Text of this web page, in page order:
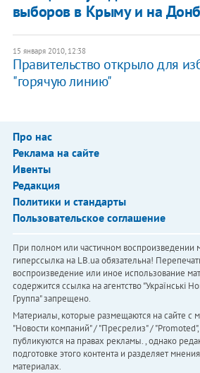
выборов в Крыму и на
15 января 2010, 12:38
Правительство открыло для
"горячую линию"
Про нас
Реклама на сайте
Ивенты
Редакция
Политики и стандарты
Пользовательское соглашение
При полном или частичном воспроизведении
гиперссылка на LB.ua обязательна!
воспроизведение или иное использование
содержится ссылка на агентство "Українськi
Группа" запрещено.
Материалы, которые размещаются на сайте с
"Новости компаний" / "Пресрелиз" /
публикуются на правах рекламы. , однако
подготовке этого контента и разделяет
материалах.